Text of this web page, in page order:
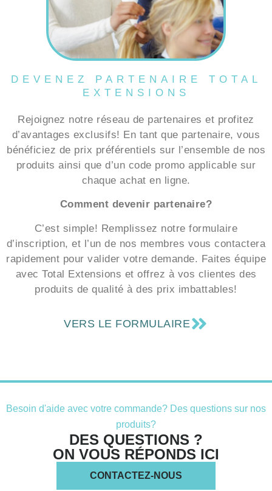
DEVENEZ PARTENAIRE TOTAL
EXTENSIONS
Rejoignez notre réseau de partenaires et profitez
d’avantages exclusifs! En tant que partenaire, vous
bénéficiez de prix préférentiels sur l’ensemble de nos
produits ainsi que d’un code promo applicable sur
chaque achat en ligne.
Comment devenir partenaire?
C’est simple! Remplissez notre formulaire
d’inscription, et l’un de nos membres vous contactera
rapidement pour valider votre demande. Faites équipe
avec Total Extensions et offrez à vos clientes des
produits de qualité à des prix imbattables!
VERS LE FORMULAIRE
Besoin d'aide avec votre commande? Des questions sur nos
produits?
DES QUESTIONS ?
ON VOUS RÉPONDS ICI
CONTACTEZ-NOUS